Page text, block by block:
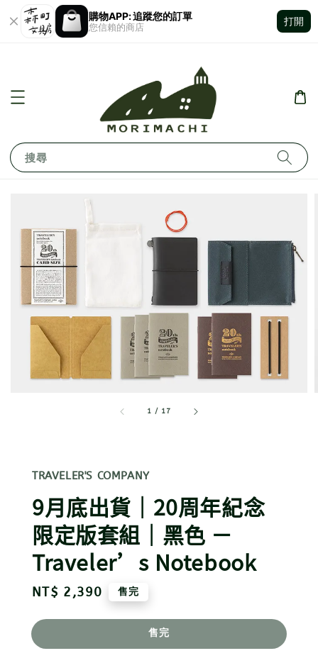
購物APP: 追蹤您的訂單
您信賴的商店
打開
搜尋
1 / 17
TRAVELER'S COMPANY
9月底出貨｜20周年紀念
限定版套組｜黑色 －
Traveler’s Notebook
Regular
NT$ 2,390 售完
售完